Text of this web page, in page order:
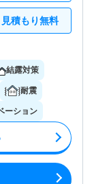
見積もり無料
結露対策
耐震
ーション